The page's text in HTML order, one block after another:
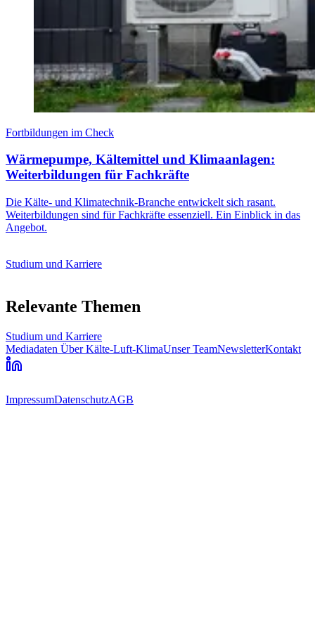
Fortbildungen im Check
Wärmepumpe, Kältemittel und Klimaanlagen:
Weiterbildungen für Fachkräfte
Die Kälte- und Klimatechnik-Branche entwickelt sich rasant.
Weiterbildungen sind für Fachkräfte essenziell. Ein Einblick in das
Angebot.
Studium und Karriere
Relevante Themen
Studium und Karriere
Mediadaten Über Kälte-Luft-KlimaUnser TeamNewsletterKontakt
ImpressumDatenschutzAGB